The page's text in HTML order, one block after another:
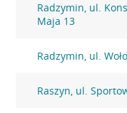
Radzymin, ul.
Maja 13
Radzymin, ul.
Raszyn, ul.